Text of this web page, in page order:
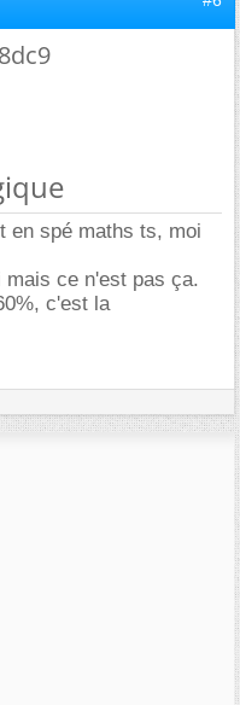
en spé maths ts, moi
mais ce n'est pas ça.
c'est la